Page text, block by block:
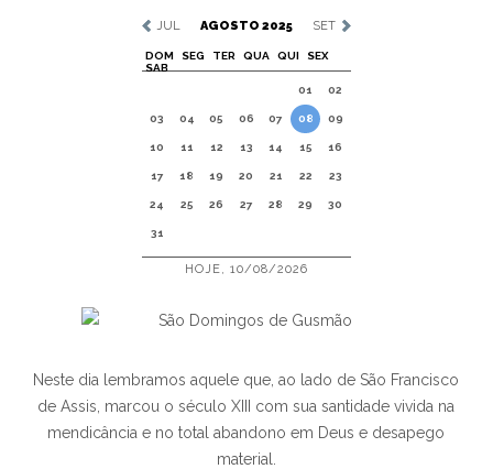
JUL AGOSTO 2025 SET
DOM SEG TER QUA QUI
SEX
SAB
01
02
03 04 05 06 07 08 09
10 11 12 13 14 15 16
17 18 19 20 21 22 23
24 25 26 27 28 29 30
31
HOJE, 10/08/2026
Neste dia lembramos aquele que, ao lado de São Francisco
de Assis, marcou o século XIII com sua santidade vivida na
mendicância e no total abandono em Deus e desapego
material.